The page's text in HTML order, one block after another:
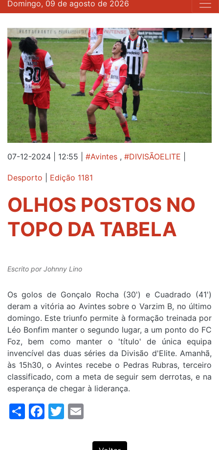
Domingo, 09 de agosto de 2026
07-12-2024 | 12:55 #Avintes , #DIVISÃOELITE
Desporto Edição 1181
OLHOS POSTOS NO
TOPO DA TABELA
Escrito porJohnny Lino
Os golos de Gonçalo Rocha (30') e Cuadrado (41')
deram a vitória ao Avintes sobre o Varzim B, no último
domingo. Este triunfo permite à formação treinada por
Léo Bonfim manter o segundo lugar, a um ponto do FC
Foz, bem como manter o 'título' de única equipa
invencível das duas séries da Divisão d'Elite. Amanhã,
às 15h30, o Avintes recebe o Pedras Rubras, terceiro
classificado, com a meta de seguir sem derrotas, e na
esperança de chegar à liderança.
ShareFacebook
Twitter